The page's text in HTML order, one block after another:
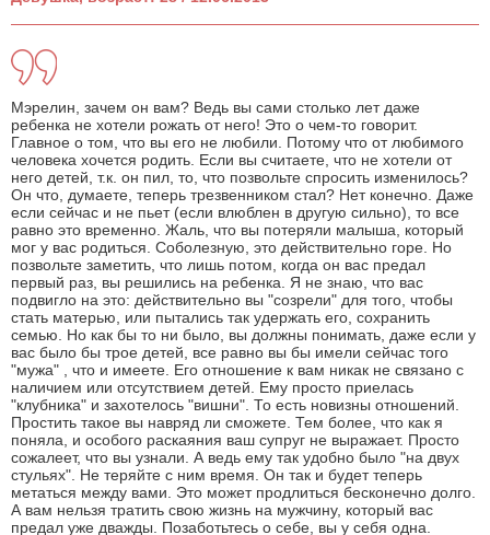
Мэрелин, зачем он вам? Ведь вы сами столько лет даже
ребенка не хотели рожать от него! Это о чем-то говорит.
Главное о том, что вы его не любили. Потому что от любимого
человека хочется родить. Если вы считаете, что не хотели от
него детей, т.к. он пил, то, что позвольте спросить изменилось?
Он что, думаете, теперь трезвенником стал? Нет конечно. Даже
если сейчас и не пьет (если влюблен в другую сильно), то все
равно это временно. Жаль, что вы потеряли малыша, который
мог у вас родиться. Соболезную, это действительно горе. Но
позвольте заметить, что лишь потом, когда он вас предал
первый раз, вы решились на ребенка. Я не знаю, что вас
подвигло на это: действительно вы "созрели" для того, чтобы
стать матерью, или пытались так удержать его, сохранить
семью. Но как бы то ни было, вы должны понимать, даже если у
вас было бы трое детей, все равно вы бы имели сейчас того
"мужа" , что и имеете. Его отношение к вам никак не связано с
наличием или отсутствием детей. Ему просто приелась
"клубника" и захотелось "вишни". То есть новизны отношений.
Простить такое вы навряд ли сможете. Тем более, что как я
поняла, и особого раскаяния ваш супруг не выражает. Просто
сожалеет, что вы узнали. А ведь ему так удобно было "на двух
стульях". Не теряйте с ним время. Он так и будет теперь
метаться между вами. Это может продлиться бесконечно долго.
А вам нельзя тратить свою жизнь на мужчину, который вас
предал уже дважды. Позаботьтесь о себе, вы у себя одна.